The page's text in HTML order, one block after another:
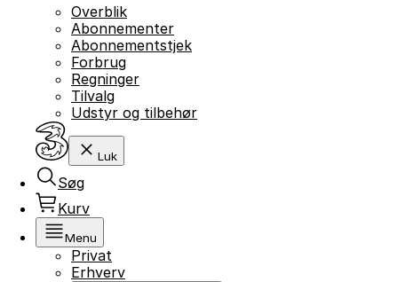
Overblik
Abonnementer
Abonnementstjek
Forbrug
Regninger
Tilvalg
Udstyr og tilbehør
Luk
Søg
Kurv
Menu
Privat
Erhverv